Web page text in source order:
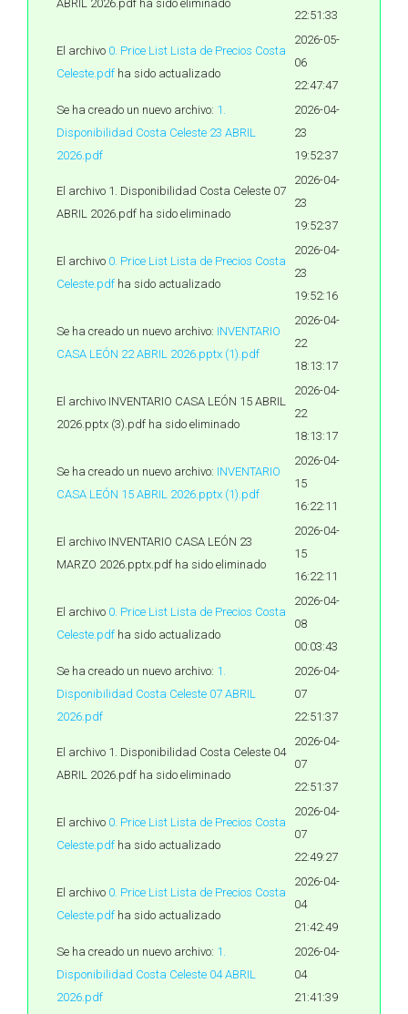
ABRIL 2026.pdf ha sido eliminado
22:51:33
El archivo 0. Price List Lista de Precios Costa
Celeste.pdf ha sido actualizado
2026-05-
06
22:47:47
Se ha creado un nuevo archivo: 1.
Disponibilidad Costa Celeste 23 ABRIL
2026.pdf
2026-04-
23
19:52:37
El archivo 1. Disponibilidad Costa Celeste 07
ABRIL 2026.pdf ha sido eliminado
2026-04-
23
19:52:37
El archivo 0. Price List Lista de Precios Costa
Celeste.pdf ha sido actualizado
2026-04-
23
19:52:16
Se ha creado un nuevo archivo: INVENTARIO
CASA LEÓN 22 ABRIL 2026.pptx (1).pdf
2026-04-
22
18:13:17
El archivo INVENTARIO CASA LEÓN 15 ABRIL
2026.pptx (3).pdf ha sido eliminado
2026-04-
22
18:13:17
Se ha creado un nuevo archivo: INVENTARIO
CASA LEÓN 15 ABRIL 2026.pptx (1).pdf
2026-04-
15
16:22:11
El archivo INVENTARIO CASA LEÓN 23
MARZO 2026.pptx.pdf ha sido eliminado
2026-04-
15
16:22:11
El archivo 0. Price List Lista de Precios Costa
Celeste.pdf ha sido actualizado
2026-04-
08
00:03:43
Se ha creado un nuevo archivo: 1.
Disponibilidad Costa Celeste 07 ABRIL
2026.pdf
2026-04-
07
22:51:37
El archivo 1. Disponibilidad Costa Celeste 04
ABRIL 2026.pdf ha sido eliminado
2026-04-
07
22:51:37
El archivo 0. Price List Lista de Precios Costa
Celeste.pdf ha sido actualizado
2026-04-
07
22:49:27
El archivo 0. Price List Lista de Precios Costa
Celeste.pdf ha sido actualizado
2026-04-
04
21:42:49
Se ha creado un nuevo archivo: 1.
Disponibilidad Costa Celeste 04 ABRIL
2026.pdf
2026-04-
04
21:41:39